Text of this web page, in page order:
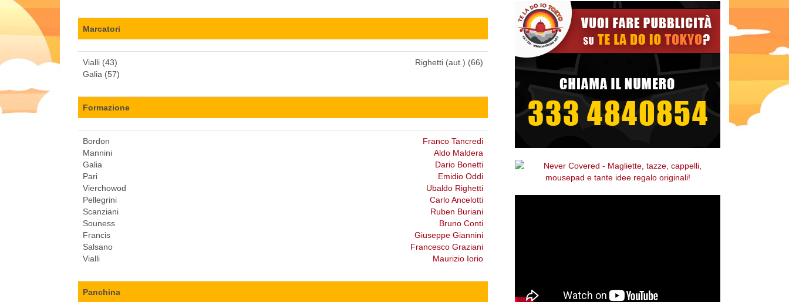
Marcatori
Vialli (43)
Galia (57)
Righetti (aut.) (66)
Formazione
Bordon
Mannini
Galia
Pari
Vierchowod
Pellegrini
Scanziani
Souness
Francis
Salsano
Vialli
Franco Tancredi
Aldo Maldera
Dario Bonetti
Emidio Oddi
Ubaldo Righetti
Carlo Ancelotti
Ruben Buriani
Bruno Conti
Giuseppe Giannini
Francesco Graziani
Maurizio Iorio
Panchina